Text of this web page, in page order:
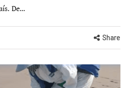
De…
Share